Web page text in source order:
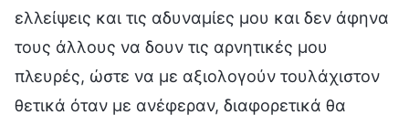
ελλείψεις και τις αδυναμίες μου και δεν άφηνα
τους άλλους να δουν τις αρνητικές μου
πλευρές, ώστε να με αξιολογούν τουλάχιστον
θετικά όταν με ανέφεραν, διαφορετικά θα